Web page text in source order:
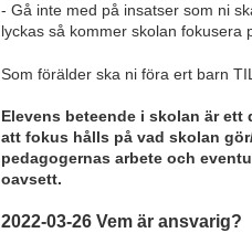
- Gå inte med på insatser som ni
lyckas så kommer skolan fokusera
Som förälder ska ni föra ert barn
Elevens beteende i skolan är
att fokus hålls på vad skolan
pedagogernas arbete och
oavsett.
2022-03-26 Vem är ansvarig?